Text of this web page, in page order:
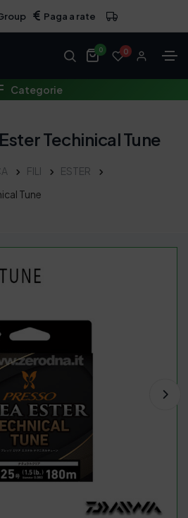
Paga a rate
0 0
Categorie
Techinical Tune
FILI
ESTER
Tune